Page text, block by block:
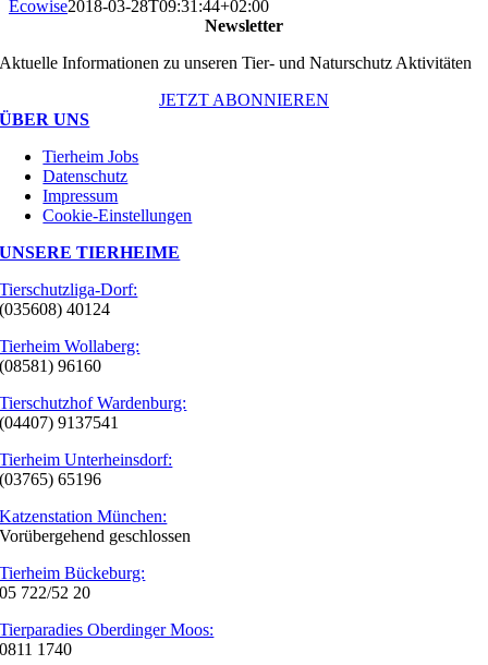
Ecowise2018-03-28T09:31:44+02:00
Newsletter
Aktuelle Informationen zu unseren Tier- und Naturschutz Aktivitäten
JETZT ABONNIEREN
ÜBER UNS
Tierheim Jobs
Datenschutz
Impressum
Cookie-Einstellungen
UNSERE TIERHEIME
Tierschutzliga-Dorf:
(035608) 40124
Tierheim Wollaberg:
(08581) 96160
Tierschutzhof Wardenburg:
(04407) 9137541
Tierheim Unterheinsdorf:
(03765) 65196
Katzenstation München:
Vorübergehend geschlossen
Tierheim Bückeburg:
05 722/52 20
Tierparadies Oberdinger Moos:
0811 1740